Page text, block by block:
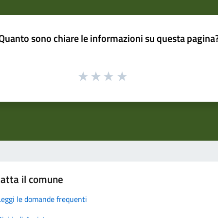
sono chiare le informazioni su questa
il comune
le domande frequenti